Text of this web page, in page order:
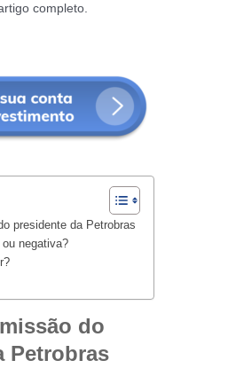
completo.
presidente da Petrobras
negativa?
do
Petrobras